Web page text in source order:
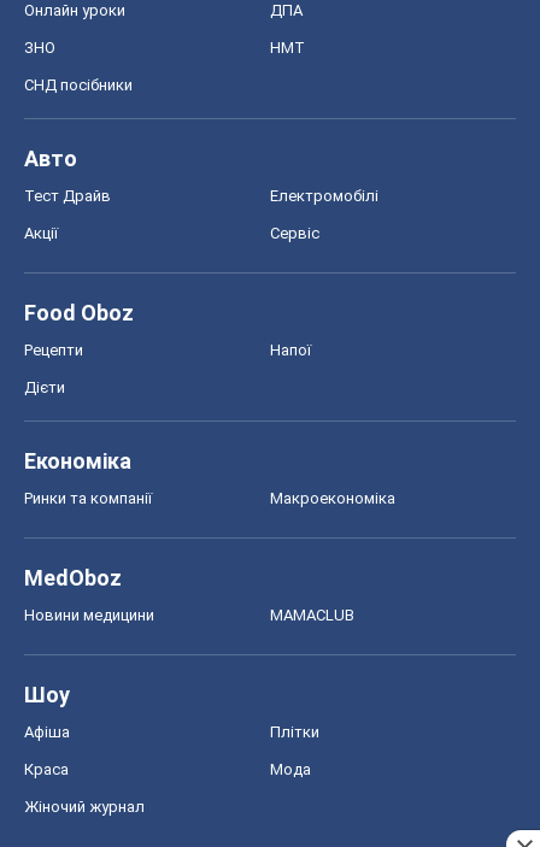
Онлайн уроки ДПА
ЗНО НМТ
СНД посібники
Авто
Тест Драйв Електромобілі
Акції Сервіс
Food Oboz
Рецепти Напої
Дієти
Економіка
Ринки та компанії Макроекономіка
MedOboz
Новини медицини MAMACLUB
Шоу
Афіша Плітки
Краса Мода
Жіночий журнал